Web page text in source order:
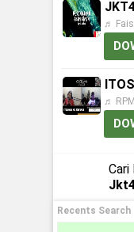
♬
♬ RPM
Cari
Recents Search